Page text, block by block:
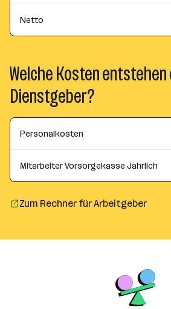
Netto
Welche Kosten entstehen
Dienstgeber?
Personalkosten
Mitarbeiter Vorsorgekasse Jährlich
Zum Rechner für Arbeitgeber